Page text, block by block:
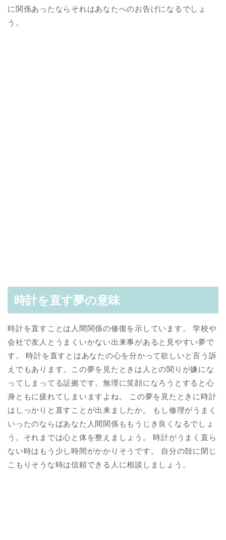
に関係あったならそれはあなたへのお告げになるでしょ
う。
時計を直す夢の意味
時計を直すことは人間関係の修復を示しています。 学校や
会社で友人とうまくいかない出来事があると見やすい夢で
す。 時計を直すとはあなたの心を分かって欲しいと言う訴
えでもあります。この夢を見たときは人との関りが嫌にな
ってしまってる証拠です。無理に笑顔になろうとすると心
身ともに疲れてしまいますよね。 この夢を見たときに時計
はしっかりと直すことが出来ましたか。 もし修理がうまく
いったのならばあなた人間関係ももうじき良くなるでしょ
う。それまでは心と体を整えましょう。 時計がうまく直ら
ない時はもう少し時間がかかりそうです。 自分の殻に閉じ
こもりそうな時は信頼できる人に相談しましょう。